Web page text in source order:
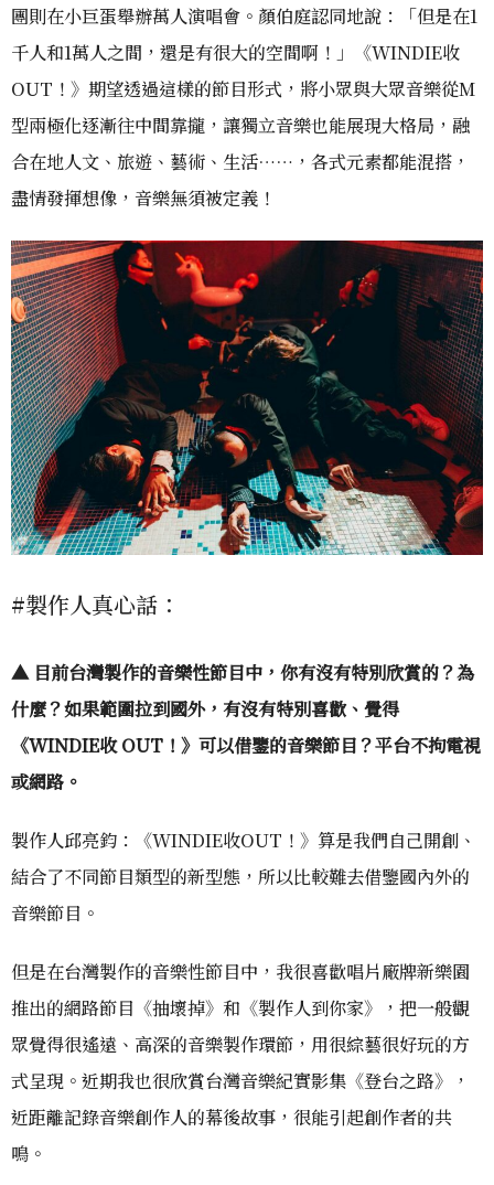
團則在小巨蛋舉辦萬人演唱會。顏伯庭認同地說：「但是在1
千人和1萬人之間，還是有很大的空間啊！」《WINDIE收
OUT！》期望透過這樣的節目形式，將小眾與大眾音樂從M
型兩極化逐漸往中間靠攏，讓獨立音樂也能展現大格局，融
合在地人文、旅遊、藝術、生活……，各式元素都能混搭，
盡情發揮想像，音樂無須被定義！
#製作人真心話：
▲ 目前台灣製作的音樂性節目中，你有沒有特別欣賞的？為
什麼？如果範圍拉到國外，有沒有特別喜歡、覺得
《WINDIE收 OUT！》可以借鑒的音樂節目？平台不拘電視
或網路。
製作人邱亮鈞：《WINDIE收OUT！》算是我們自己開創、
結合了不同節目類型的新型態，所以比較難去借鑒國內外的
音樂節目。
但是在台灣製作的音樂性節目中，我很喜歡唱片廠牌新樂園
推出的網路節目《抽壞掉》和《製作人到你家》，把一般觀
眾覺得很遙遠、高深的音樂製作環節，用很綜藝很好玩的方
式呈現。近期我也很欣賞台灣音樂紀實影集《登台之路》，
近距離記錄音樂創作人的幕後故事，很能引起創作者的共
鳴。